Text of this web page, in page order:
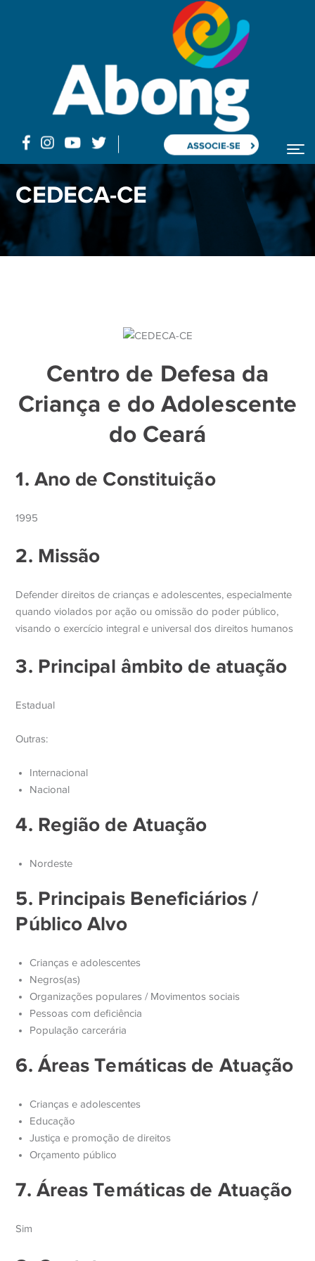
ASSOCIE-SE
CEDECA-CE
Centro de Defesa da
Criança e do Adolescente
do Ceará
1. Ano de Constituição
1995
2. Missão
Defender direitos de crianças e adolescentes, especialmente
quando violados por ação ou omissão do poder público,
visando o exercício integral e universal dos direitos humanos
3. Principal âmbito de atuação
Estadual
Outras:
Internacional
Nacional
4. Região de Atuação
Nordeste
5. Principais Beneficiários /
Público Alvo
Crianças e adolescentes
Negros(as)
Organizações populares / Movimentos sociais
Pessoas com deficiência
População carcerária
6. Áreas Temáticas de Atuação
Crianças e adolescentes
Educação
Justiça e promoção de direitos
Orçamento público
7. Áreas Temáticas de Atuação
Sim